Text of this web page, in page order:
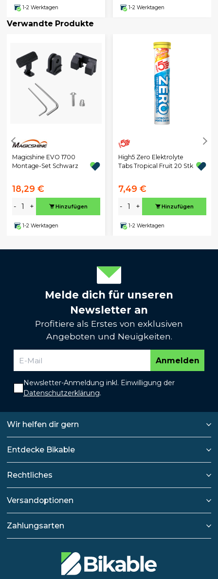
1-2 Werktagen 1-2 Werktagen
Verwandte Produkte
Magicshine EVO 1700
Montage-Set Schwarz
18,29 €
- + Hinzufügen
1-2 Werktagen
High5 Zero Elektrolyte
Tabs Tropical Fruit 20 Stk
7,49 €
- + Hinzufügen
1-2 Werktagen
Melde dich für unseren
Newsletter an
Profitiere als Erstes von exklusiven
Angeboten und Neuigkeiten.
Anmelden
Newsletter-Anmeldung inkl. Einwilligung der
Datenschutzerklärung.
Wir helfen dir gern
Entdecke Bikable
Rechtliches
Versandoptionen
Zahlungsarten